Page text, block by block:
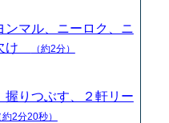
ンマル、ニーロク、ニ
け
（約2分）
握りつぶす、２軒リー
約2分20秒）